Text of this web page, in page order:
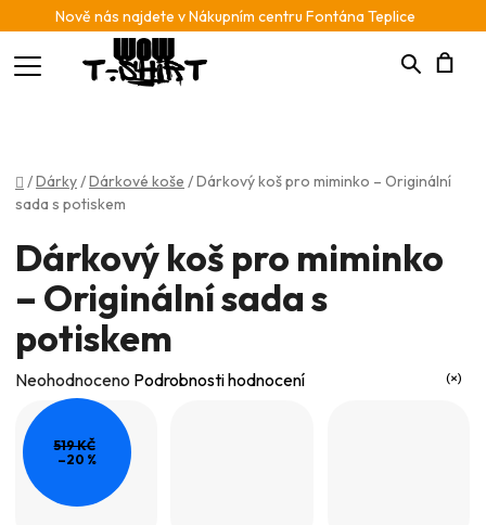
Nově nás najdete v Nákupním centru Fontána Teplice
Hledat
Domů
/Dárky/Dárkové koše /Dárkový koš pro miminko – Originální
sada s potiskem
Dárkový koš pro miminko
– Originální sada s
potiskem
Průměrné
hodnocení
produktu
je
0,0
Neohodnoceno Podrobnosti hodnocení
519 KČ
–20 %